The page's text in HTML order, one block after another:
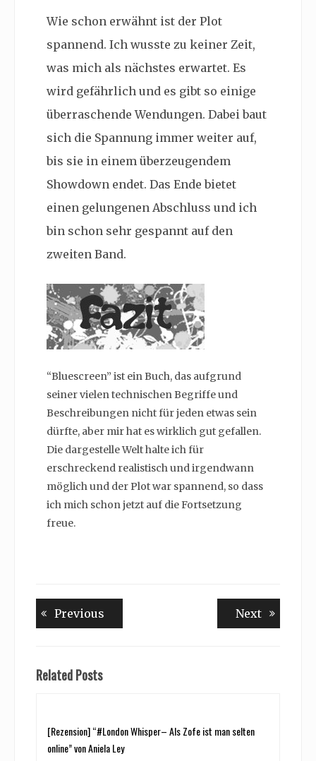
Wie schon erwähnt ist der Plot
spannend. Ich wusste zu keiner Zeit,
was mich als nächstes erwartet. Es
wird gefährlich und es gibt so einige
überraschende Wendungen. Dabei baut
sich die Spannung immer weiter auf,
bis sie in einem überzeugendem
Showdown endet. Das Ende bietet
einen gelungenen Abschluss und ich
bin schon sehr gespannt auf den
zweiten Band.
“Bluescreen” ist ein Buch, das aufgrund
seiner vielen technischen Begriffe und
Beschreibungen nicht für jeden etwas sein
dürfte, aber mir hat es wirklich gut gefallen.
Die dargestelle Welt halte ich für
erschreckend realistisch und irgendwann
möglich und der Plot war spannend, so dass
ich mich schon jetzt auf die Fortsetzung
freue.
Beitragsnavigation
Previous NextNext
Related Posts
[Rezension] “#London Whisper– Als Zofe ist man selten
online” von Aniela Ley